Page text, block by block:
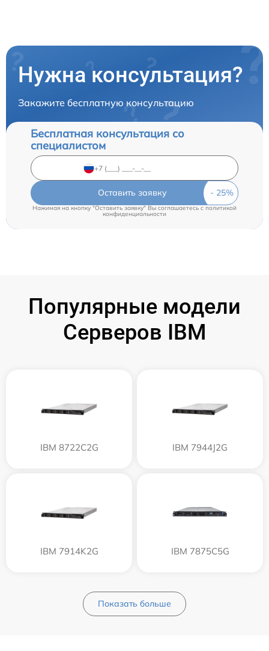
Нужна консультация?
Закажите бесплатную консультацию
Бесплатная консультация со
специалистом
Оставить заявку
Нажимая на кнопку "Оставить заявку" Вы соглашаетесь c политикой
конфиденциальности
Популярные модели
Серверов IBM
IBM 8722C2G IBM 7944J2G
IBM 7914K2G IBM 7875C5G
Показать больше